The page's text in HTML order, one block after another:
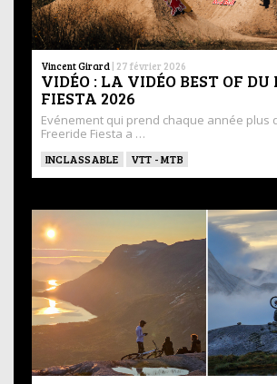
Vincent Girard | 27 février 2026
VIDÉO : LA VIDÉO BEST OF DU
FIESTA 2026
Evénement qui prend chaque année plus
Freeride Fiesta a …
INCLASSABLE VTT - MTB